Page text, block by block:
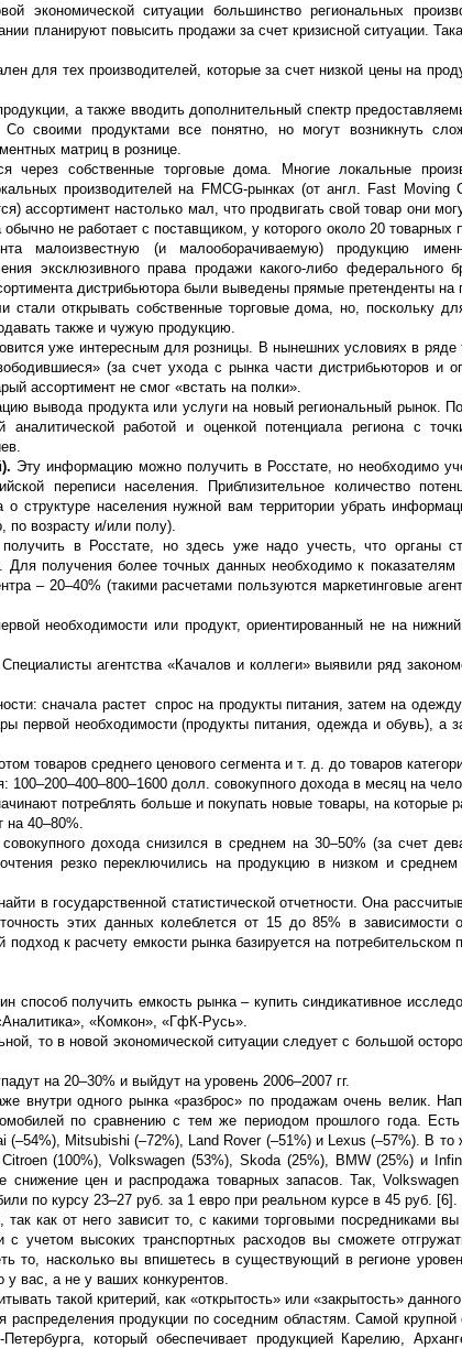
экономической ситуации большинство региональных
планируют повысить продажи за счет кризисной ситуации.
для тех производителей, которые за счет низкой цены на
а также вводить дополнительный спектр
своими продуктами все понятно, но могут возникнуть
матриц в рознице.
собственные торговые дома. Многие локальные
производителей на FMCG-рынках (от англ. Fast Moving
ассортимент настолько мал, что продвигать свой товар они
не работает с поставщиком, у которого около 20 товарных
малоизвестную (и малооборачиваемую) продукцию
эксклюзивного права продажи какого-либо федерального
дистрибьютора были выведены прямые претенденты на
стали открывать собственные торговые дома, но, поскольку
также и чужую продукцию.
уже интересным для розницы. В нынешних условиях в ряде
(за счет ухода с рынка части дистрибьюторов и
ассортимент не смог «встать на полки».
вывода продукта или услуги на новый региональный рынок.
работой и оценкой потенциала региона с
Эту информацию можно получить в Росстате, но необходимо
переписи населения. Приблизительное количество
структуре населения нужной вам территории убрать
по возрасту и/или полу).
в Росстате, но здесь уже надо учесть, что органы
получения более точных данных необходимо к показателям
– 20–40% (такими расчетами пользуются маркетинговые
необходимости или продукт, ориентированный не на
агентства «Качалов и коллеги» выявили ряд
сначала растет спрос на продукты питания, затем на одежду
первой необходимости (продукты питания, одежда и обувь), а
товаров среднего ценового сегмента и т. д. до товаров
долл. совокупного дохода в месяц на
потреблять больше и покупать новые товары, на которые
40–80%.
дохода снизился в среднем на 30–50% (за счет
резко переключились на продукцию в низком и
в государственной статистической отчетности. Она
этих данных колеблется от 15 до 85% в зависимости
к расчету емкости рынка базируется на потребительском
получить емкость рынка – купить синдикативное
«Комкон», «ГфК-Русь».
то в новой экономической ситуации следует с большой
на 20–30% и выйдут на уровень 2006–2007 гг.
внутри одного рынка «разброс» по продажам очень велик.
по сравнению с тем же периодом прошлого года. Есть
Mitsubishi (–72%), Land Rover (–51%) и Lexus (–57%). В то
(100%), Volkswagen (53%), Skoda (25%), BMW (25%) и
снижение цен и распродажа товарных запасов. Так,
по курсу 23–27 руб. за 1 евро при реальном курсе в 45 руб. [6].
так как от него зависит то, с какими торговыми посредниками
учетом высоких транспортных расходов вы сможете
то, насколько вы впишетесь в существующий в регионе
вас, а не у ваших конкурентов.
такой критерий, как «открытость» или «закрытость» данного
продукции по соседним областям. Самой крупной
который обеспечивает продукцией Карелию,